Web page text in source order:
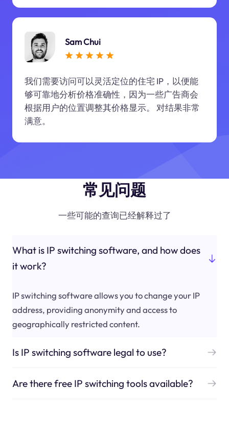
Sam Chui
我们需要访问可以灵活定位的住宅 IP，以便能
够可靠地分析价格准确性，因为一些广告商会
根据用户的位置调整其价格显示。 对结果非常
满意。
常见问题
一些可能的查询已经解释过了
What is IP switching software, and how does
it work?
IP switching software allows you to change your IP
address, providing anonymity and access to
geographically restricted content.
Is IP switching software legal to use?
Are there free IP switching tools available?